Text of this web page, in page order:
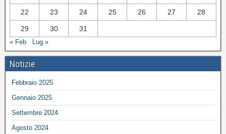
22 23 24 25 26 27 28
29 30 31
« Feb Lug »
Notizie
Febbraio 2025
Gennaio 2025
Settembre 2024
Agosto 2024